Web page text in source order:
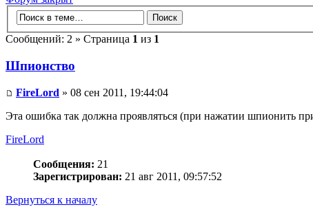
Сообщений: 2 » Страница 1 из 1
Шпионство
FireLord » 08 сен 2011, 19:44:04
Эта ошибка так должна проявляться (при нажатии шпионить
FireLord
Сообщения: 21
Зарегистрирован: 21 авг 2011, 09:57:52
Вернуться к началу